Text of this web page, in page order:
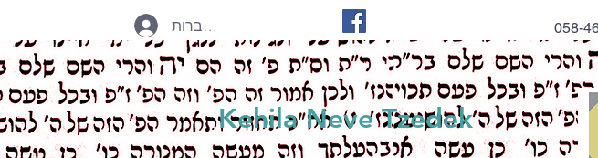
058- להתחברות
Kehila Neve Tzedek